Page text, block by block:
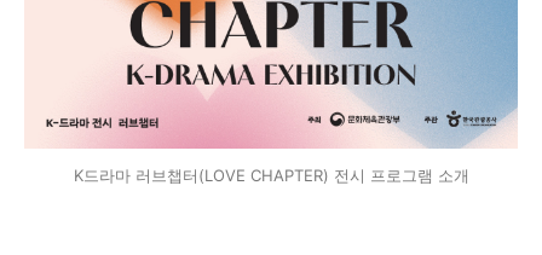
K드라마 러브챕터(LOVE CHAPTER) 전시 프로그램 소개